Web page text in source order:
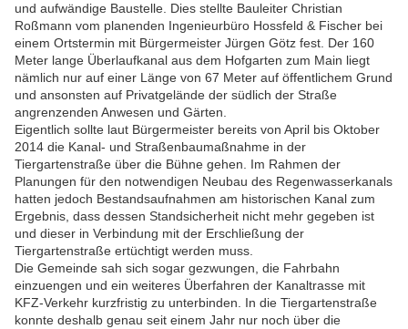
und aufwändige Baustelle. Dies stellte Bauleiter Christian
Roßmann vom planenden Ingenieurbüro Hossfeld & Fischer bei
einem Ortstermin mit Bürgermeister Jürgen Götz fest. Der 160
Meter lange Überlaufkanal aus dem Hofgarten zum Main liegt
nämlich nur auf einer Länge von 67 Meter auf öffentlichem Grund
und ansonsten auf Privatgelände der südlich der Straße
angrenzenden Anwesen und Gärten.
Eigentlich sollte laut Bürgermeister bereits von April bis Oktober
2014 die Kanal- und Straßenbaumaßnahme in der
Tiergartenstraße über die Bühne gehen. Im Rahmen der
Planungen für den notwendigen Neubau des Regenwasserkanals
hatten jedoch Bestandsaufnahmen am historischen Kanal zum
Ergebnis, dass dessen Standsicherheit nicht mehr gegeben ist
und dieser in Verbindung mit der Erschließung der
Tiergartenstraße ertüchtigt werden muss.
Die Gemeinde sah sich sogar gezwungen, die Fahrbahn
einzuengen und ein weiteres Überfahren der Kanaltrasse mit
KFZ-Verkehr kurzfristig zu unterbinden. In die Tiergartenstraße
konnte deshalb genau seit einem Jahr nur noch über die